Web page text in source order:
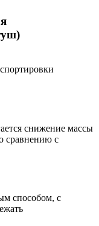
снижение массы
сравнению с
способом, с